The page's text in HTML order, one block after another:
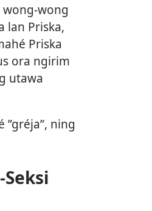
wong-wong
lan Priska,
Priska
ora ngirim
utawa
”gréja”, ning